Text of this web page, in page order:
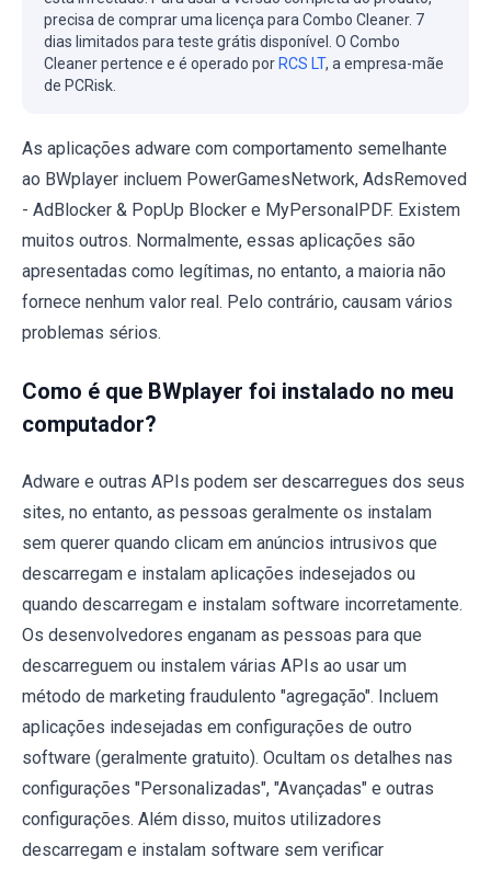
precisa de comprar uma licença para Combo Cleaner. 7
dias limitados para teste grátis disponível. O Combo
Cleaner pertence e é operado por RCS LT, a empresa-mãe
de PCRisk.
As aplicações adware com comportamento semelhante
ao BWplayer incluem PowerGamesNetwork, AdsRemoved
- AdBlocker & PopUp Blocker e MyPersonalPDF. Existem
muitos outros. Normalmente, essas aplicações são
apresentadas como legítimas, no entanto, a maioria não
fornece nenhum valor real. Pelo contrário, causam vários
problemas sérios.
Como é que BWplayer foi instalado no meu
computador?
Adware e outras APIs podem ser descarregues dos seus
sites, no entanto, as pessoas geralmente os instalam
sem querer quando clicam em anúncios intrusivos que
descarregam e instalam aplicações indesejados ou
quando descarregam e instalam software incorretamente.
Os desenvolvedores enganam as pessoas para que
descarreguem ou instalem várias APIs ao usar um
método de marketing fraudulento "agregação". Incluem
aplicações indesejadas em configurações de outro
software (geralmente gratuito). Ocultam os detalhes nas
configurações "Personalizadas", "Avançadas" e outras
configurações. Além disso, muitos utilizadores
descarregam e instalam software sem verificar